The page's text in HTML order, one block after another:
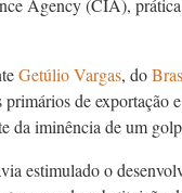
Getúlio Vargas, do
de exportação
da iminência de um
estimulado o